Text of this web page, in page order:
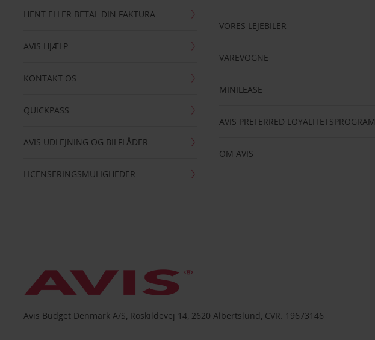
HENT ELLER BETAL DIN FAKTURA
AVIS HJÆLP
KONTAKT OS
QUICKPASS
AVIS UDLEJNING OG BILFLÅDER
LICENSERINGSMULIGHEDER
VORES LEJEBILER
VAREVOGNE
MINILEASE
AVIS PREFERRED LOYALITETSPROGRAM
OM AVIS
Avis Budget Denmark A/S, Roskildevej 14, 2620 Albertslund, CVR: 19673146